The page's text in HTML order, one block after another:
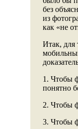
без
из
как «не
Итак, для
1. Чтобы
понятно
2. Чтобы
3. Чтобы